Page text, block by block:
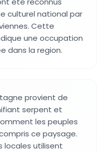
culturel national par
Cette
une occupation
dans la region.
provient de
serpent et
les peuples
ce paysage.
locales utilisent